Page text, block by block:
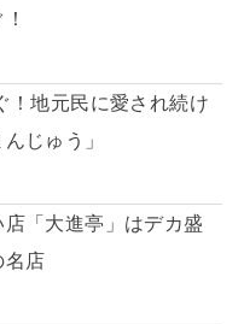
！地元民に愛され続け
じゅう」
「大進亭」はデカ盛
名店